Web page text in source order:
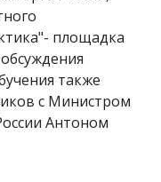
площадка
также
с Министром
Антоном